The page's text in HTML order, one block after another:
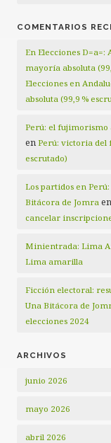
COMENTARIOS
En Elecciones D=a=:
mayoría absoluta
Elecciones en
absoluta (99,9 %
Perú: el fujimorismo
en Perú: victoria del
escrutado)
Los partidos en
Bitácora de Jomra en
cancelar
Minientrada: Lima
Lima amarilla
Ficción electoral:
Una Bitácora de
elecciones 2024
ARCHIVOS
junio 2026
mayo 2026
abril 2026